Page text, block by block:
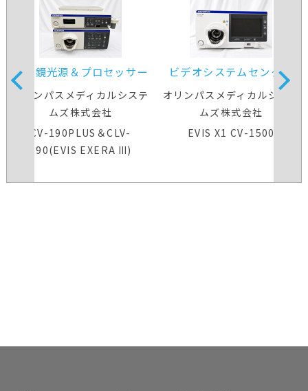
内視鏡光源＆プロセッサー
装置
オリンパスメディカルシステ
ムズ株式会社
CV-190PLUS＆CLV-
190(EVIS EXERA Ⅲ)
ビデオシステムセンター
オリンパスメディカルシステ
ムズ株式会社
EVIS X1 CV-1500